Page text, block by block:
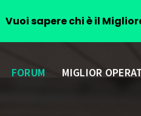
FORUM MIGLIOR
Vuoi sapere chi è il